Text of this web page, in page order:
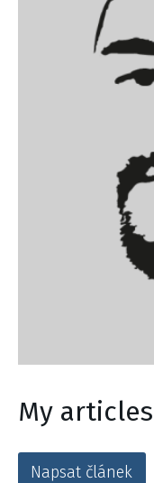
My articles
Napsat článek